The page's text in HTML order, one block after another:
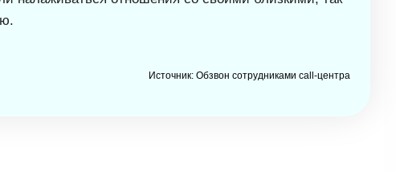
Источник: Обзвон сотрудниками call-центра